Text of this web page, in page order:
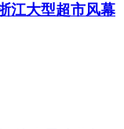
江大型超市风幕